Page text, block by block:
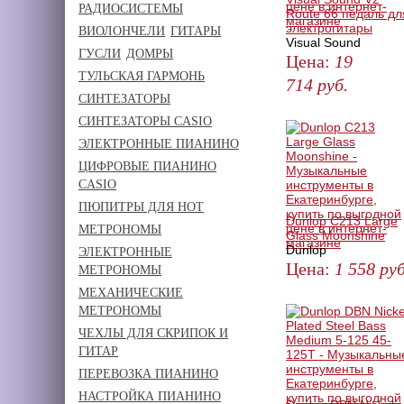
Route 66 педаль
электрогитары
Visual Sound
Цена: 19
714 руб.
Dunlop C213 Large
Glass Moonshine
Dunlop
Цена: 1 558
РАДИОСИСТЕМЫ
ВИОЛОНЧЕЛИ ГИТАРЫ
ГУСЛИ ДОМРЫ
ТУЛЬСКАЯ ГАРМОНЬ
СИНТЕЗАТОРЫ
СИНТЕЗАТОРЫ CASIO
ЭЛЕКТРОННЫЕ ПИАНИНО
ЦИФРОВЫЕ ПИАНИНО
CASIO
ПЮПИТРЫ ДЛЯ НОТ
МЕТРОНОМЫ
ЭЛЕКТРОННЫЕ
МЕТРОНОМЫ
МЕХАНИЧЕСКИЕ
МЕТРОНОМЫ
ЧЕХЛЫ ДЛЯ СКРИПОК И
ГИТАР
ПЕРЕВОЗКА ПИАНИНО
НАСТРОЙКА ПИАНИНО